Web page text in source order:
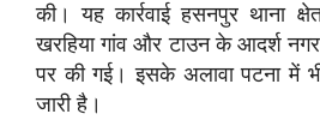
की। यह कार्रवाई हसनपुर थाना
खरहिया गांव और टाउन के आदर्श
पर की गई। इसके अलावा पटना में
जारी है।